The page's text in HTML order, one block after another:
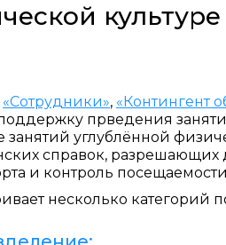
культуре
«Сотрудники», «Контингент
прведения
занятий углублённой
справок, разрешающих
и контроль посещаемости
несколько